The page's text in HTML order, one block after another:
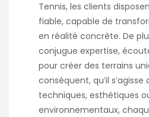
Tennis, les clients
fiable, capable de
en réalité concrète. De
conjugue expertise,
pour créer des terrains
conséquent, qu’il s’agisse
techniques, esthétiques
environnementaux,